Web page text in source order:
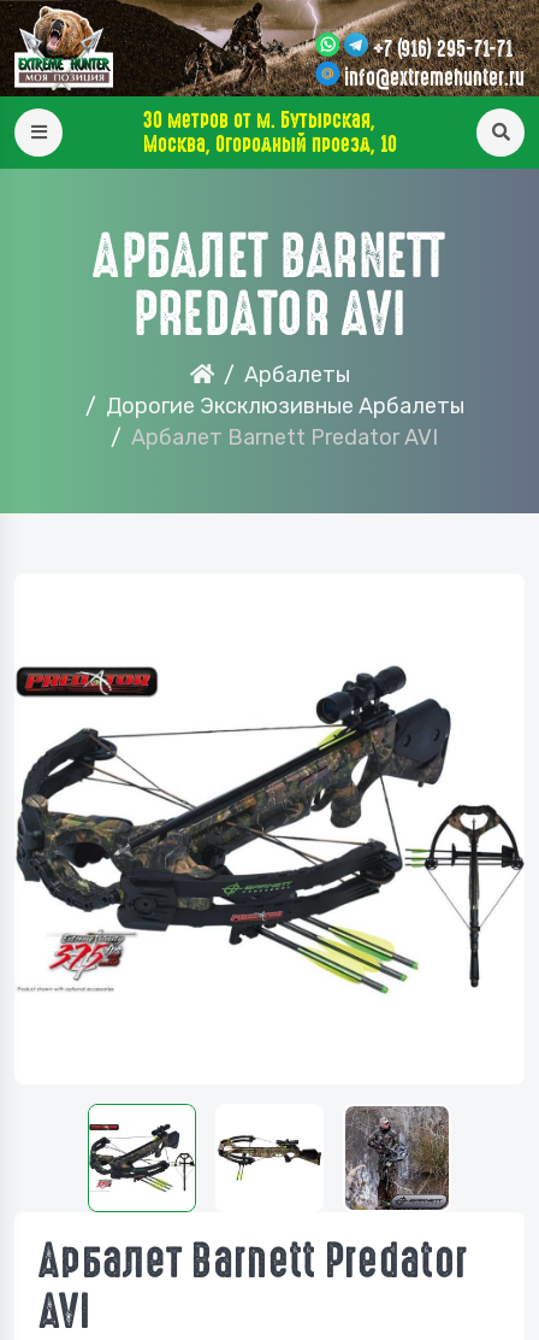
+7 (916) 295-71-71
info@extremehunter.ru
30 метров от м. Бутырская,
Москва, Огородный проезд, 10
АРБАЛЕТ BARNETT
PREDATOR AVI
Арбалеты
Дорогие Эксклюзивные Арбалеты
Арбалет Barnett Predator AVI
Арбалет Barnett Predator
AVI